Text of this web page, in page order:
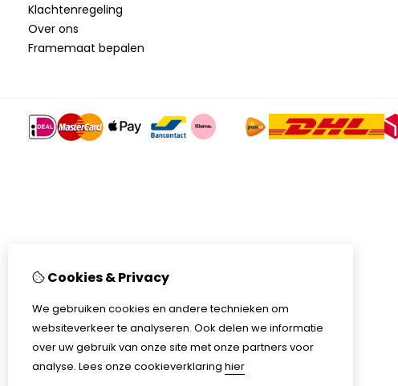
Klachtenregeling
Over ons
Framemaat bepalen
Cookies & Privacy
We gebruiken cookies en andere technieken om
websiteverkeer te analyseren. Ook delen we informatie
over uw gebruik van onze site met onze partners voor
analyse. Lees onze cookieverklaring hier